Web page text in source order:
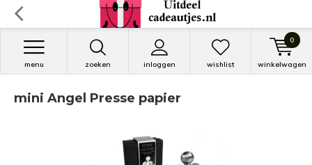
zoeken inloggen
menu wishlist winkelwagen
0
mini Angel Presse papier